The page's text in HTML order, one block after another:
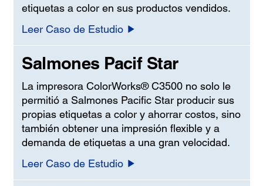
etiquetas a color en sus productos vendidos.
Leer Caso de Estudio
Salmones Pacif Star
La impresora ColorWorks® C3500 no solo le
permitió a Salmones Pacific Star producir sus
propias etiquetas a color y ahorrar costos, sino
también obtener una impresión flexible y a
demanda de etiquetas a una gran velocidad.
Leer Caso de Estudio